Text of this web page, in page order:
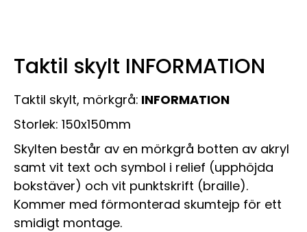
Taktil skylt INFORMATION
Taktil skylt, mörkgrå: INFORMATION
Storlek: 150x150mm
Skylten består av en mörkgrå botten av akryl
samt vit text och symbol i relief (upphöjda
bokstäver) och vit punktskrift (braille).
Kommer med förmonterad skumtejp för ett
smidigt montage.